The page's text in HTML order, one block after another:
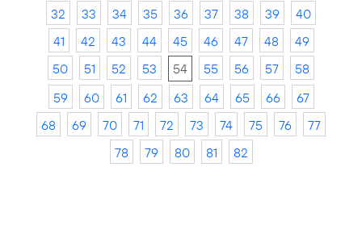
32
33 34 35 36 37 38 39
40
41
42 43 44 45 46 47 48
49
50
51 52 53 54 55 56 57
58
59
60 61 62 63 64 65 66
67
68
69 70 71 72 73 74 75 76
77
78
79 80 81 82